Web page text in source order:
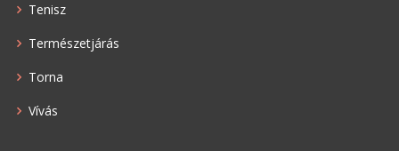
Tenisz
Természetjárás
Torna
Vívás